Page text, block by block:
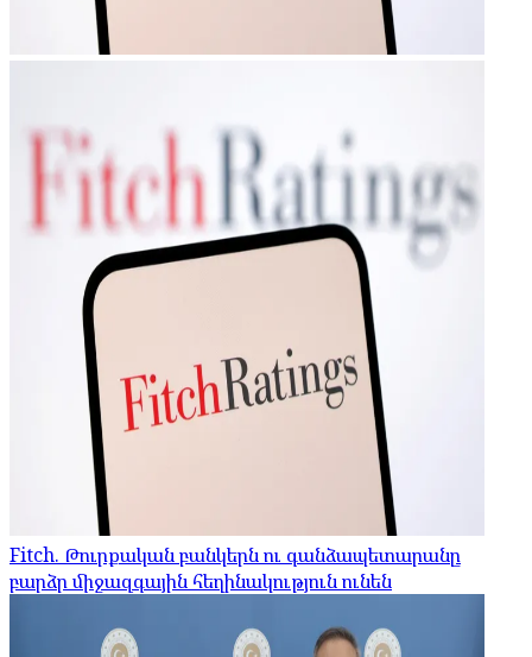
Fitch. Թուրքական բանկերն ու գանձապետարանը
բարձր միջազգային հեղինակություն ունեն